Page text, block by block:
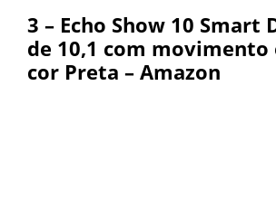
3 – Echo Show 10 Smart
de 10,1 com movimento
cor Preta – Amazon